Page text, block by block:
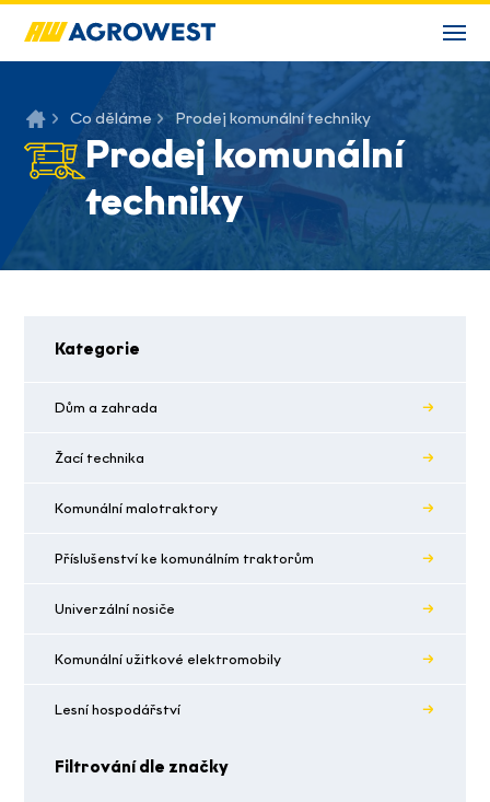
Co děláme Prodej komunální techniky
Prodej komunální
techniky
Kategorie
Dům a zahrada
Žací technika
Komunální malotraktory
Příslušenství ke komunálním traktorům
Univerzální nosiče
Komunální užitkové elektromobily
Lesní hospodářství
Filtrování dle značky